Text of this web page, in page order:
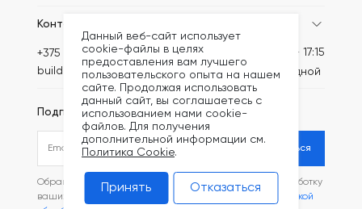
Контакты
+375 (44) 749-20-52
build@kronex-company.by
Пн-Пт: 8:30 - 17:15
Сб-вс: выходной
Подписаться на рассылку
Подписаться
Обращаясь в наш магазин, вы даете согласие на обработку
ваших
персональных данных
Политикой
Данный веб-сайт использует
cookie-файлы в целях
предоставления вам лучшего
пользовательского опыта на нашем
сайте. Продолжая использовать
данный сайт, вы соглашаетесь с
использованием нами cookie-
файлов. Для получения
дополнительной информации см.
Политика Cookie.
Принять Отказаться